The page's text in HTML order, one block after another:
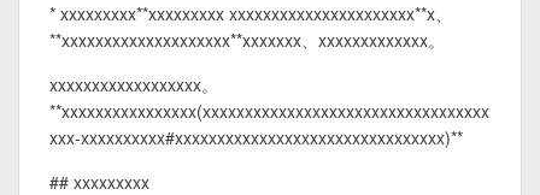
* xxxxxxxxx**xxxxxxxxx xxxxxxxxxxxxxxxxxxxxxx**x、
**xxxxxxxxxxxxxxxxxxxx**xxxxxxx、xxxxxxxxxxxxx。
xxxxxxxxxxxxxxxxxx。
**xxxxxxxxxxxxxxxx(xxxxxxxxxxxxxxxxxxxxxxxxxxxxxxxxxx
xxx-xxxxxxxxxx#xxxxxxxxxxxxxxxxxxxxxxxxxxxxxxxx)**
## xxxxxxxxx